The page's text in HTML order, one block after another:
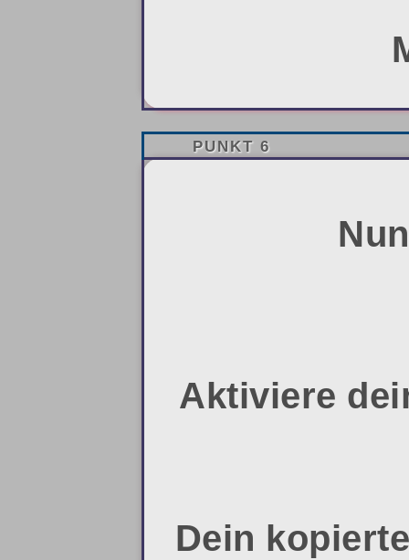
PUNKT 6
Aktiviere
Dein